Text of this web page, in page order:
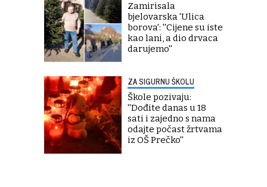
Zamirisala
bjelovarska 'Ulica
borova': ''Cijene su iste
kao lani, a dio drvaca
darujemo''
ZA SIGURNU ŠKOLU
Škole pozivaju:
''Dođite danas u 18
sati i zajedno s nama
odajte počast žrtvama
iz OŠ Prečko''